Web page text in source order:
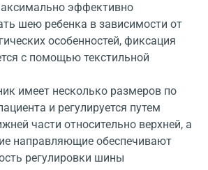
эффективно
шею ребенка в зависимости от
особенностей, фиксация
с помощью текстильной
имеет несколько размеров по
и регулируется путем
части относительно верхней, а
направляющие обеспечивают
регулировки шины